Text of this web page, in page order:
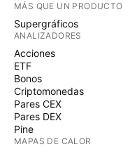
MÁS QUE UN PRODUCTO
Supergráficos
ANALIZADORES
Acciones
ETF
Bonos
Criptomonedas
Pares CEX
Pares DEX
Pine
MAPAS DE CALOR